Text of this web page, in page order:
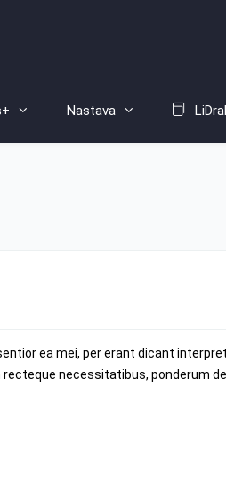
Nastava
ea mei, per erant dicant
necessitatibus, ponderum